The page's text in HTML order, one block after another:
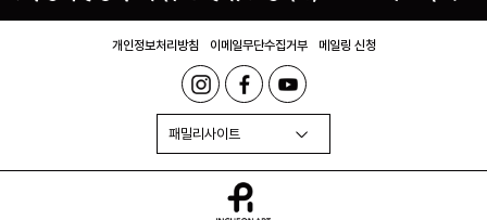
개인정보처리방침 이메일무단수집거부 메일링 신청
패밀리사이트